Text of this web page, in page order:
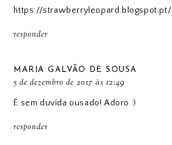
https://strawberryleopard.blogspot.pt/
responder
MARIA GALVÃO DE SOUSA
5 de dezembro de 2017 às 12:49
É sem duvida ousado! Adoro :)
responder